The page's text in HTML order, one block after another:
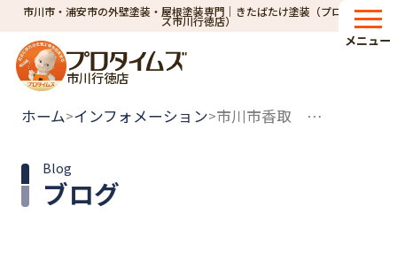
市川市・浦安市の外壁塗装・屋根塗装専門｜きたばたけ塗装（プロタイム
ズ市川行徳店）
市川行徳店
メニュー
ホーム>インフォメーション> 市川市香取 E様邸 塗装工事の塗料色決めを行いました！
ブログ
Blog